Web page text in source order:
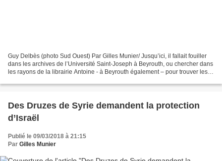
Guy Delbès (photo Sud Ouest) Par Gilles Munier/ Jusqu’ici, il fallait fouiller
dans les archives de l’Université Saint-Joseph à Beyrouth, ou chercher dans
les rayons de la librairie Antoine - à Beyrouth également – pour trouver les
Des Druzes de Syrie demandent la protection
d’Israël
Publié le 09/03/2018 à 21:15
Par Gilles Munier